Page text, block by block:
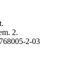
2.
2-03